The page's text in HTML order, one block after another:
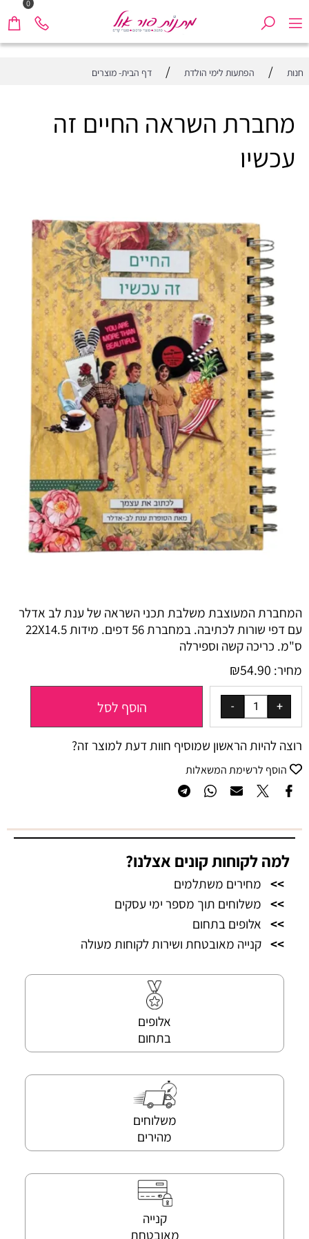
0
חנות / הפתעות לימי הולדת / דף הבית- מוצרים
מחברת השראה החיים זה
עכשיו
המחברת המעוצבת משלבת תכני השראה של ענת לב אדלר
עם דפי שורות לכתיבה. במחברת 56 דפים. מידות 22X14.5
ס"מ. כריכה קשה וספירלה
מחיר:
₪54.90
הוסף לסל
רוצה להיות הראשון שמוסיף חוות דעת למוצר זה?
הוסף לרשימת המשאלות
למה לקוחות קונים אצלנו?
>> מחירים משתלמים
>> משלוחים תוך מספר ימי עסקים
>> אלופים בתחום
>> קנייה מאובטחת ושירות לקוחות מעולה
אלופים
בתחום
משלוחים
מהירים
קנייה
מאובטחת